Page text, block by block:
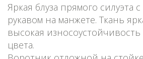
Яркая блуза прямого силуэта
рукавом на манжете. Ткань
высокая
цвета.